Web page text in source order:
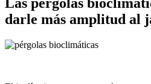
darle más amplitud al